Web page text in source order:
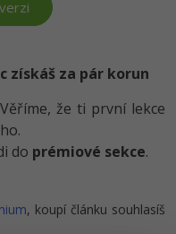
získáš za pár korun
že ti první lekce
do prémiové sekce.
, koupí článku souhlasíš